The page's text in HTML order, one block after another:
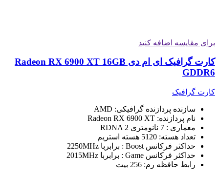
برای مقایسه اضافه کنید
کارت گرافیک ای ام دی Radeon RX 6900 XT 16GB
GDDR6
کارت گرافیک
سازنده پردازنده گرافیکی: AMD
نام پردازنده: Radeon RX 6900 XT
معماری : 7 نانومتری RDNA 2
تعداد هسته: 5120 هسته استریم
حداکثر فرکانس Boost : برابربا 2250MHz
حداکثر فرکانس Game : برابربا 2015MHz
رابط حافظه رم: 256 بیت